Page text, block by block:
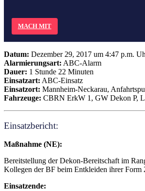
MACH MIT
Datum: Dezember 29, 2017 um 4:47 p.m.
Alarmierungsart: ABC-Alarm
Dauer: 1 Stunde 22 Minuten
Einsatzart: ABC-Einsatz
Einsatzort: Mannheim-Neckarau,
Fahrzeuge: CBRN ErkW 1, GW Dekon P,
Einsatzbericht:
Maßnahme (NE):
Bereitstellung der Dekon-Bereitschaft im
Kollegen der BF beim Entkleiden ihrer
Einsatzende: